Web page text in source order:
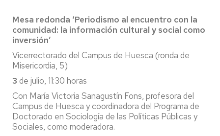
Mesa redonda ‘Periodismo al encuentro con la
comunidad: la información cultural y social como
inversión’
Vicerrectorado del Campus de Huesca (ronda de
Misericordia, 5)
3 de julio, 11:30 horas
Con María Victoria Sanagustín Fons, profesora del
Campus de Huesca y coordinadora del Programa de
Doctorado en Sociología de las Políticas Públicas y
Sociales, como moderadora.